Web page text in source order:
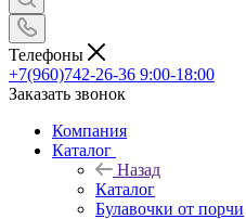
Телефоны
+7(960)742-26-36 9:00-18:00
Заказать звонок
Компания
Каталог
Назад
Каталог
Булавочки от порчи